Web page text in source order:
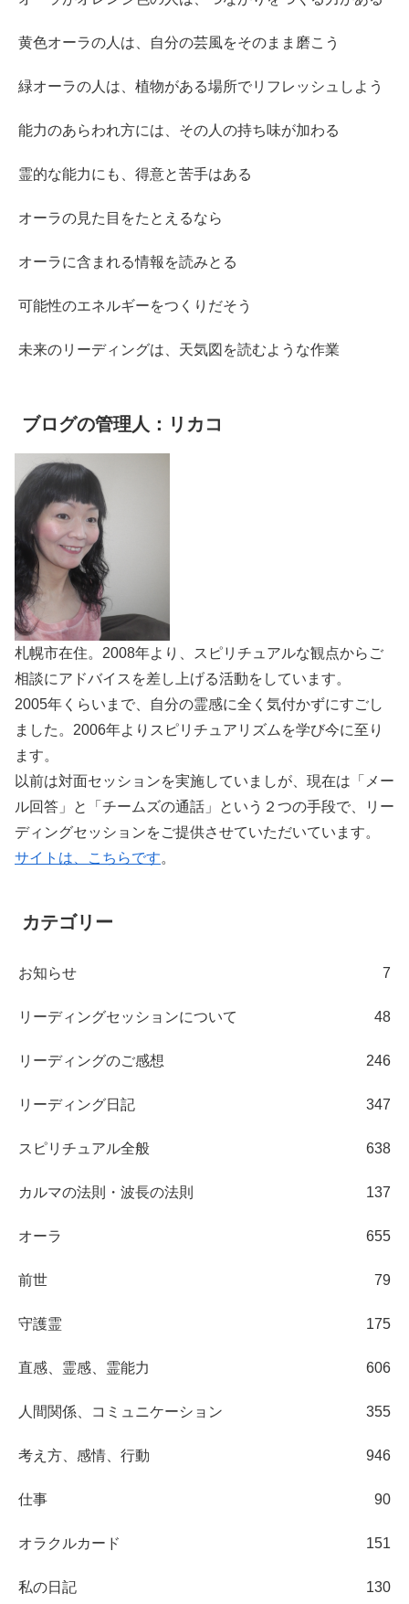
黄色オーラの人は、自分の芸風をそのまま磨こう
緑オーラの人は、植物がある場所でリフレッシュしよう
能力のあらわれ方には、その人の持ち味が加わる
霊的な能力にも、得意と苦手はある
オーラの見た目をたとえるなら
オーラに含まれる情報を読みとる
可能性のエネルギーをつくりだそう
未来のリーディングは、天気図を読むような作業
ブログの管理人：リカコ
札幌市在住。2008年より、スピリチュアルな観点からご
相談にアドバイスを差し上げる活動をしています。
2005年くらいまで、自分の霊感に全く気付かずにすごし
ました。2006年よりスピリチュアリズムを学び今に至り
ます。
以前は対面セッションを実施していましが、現在は「メー
ル回答」と「チームズの通話」という２つの手段で、リー
ディングセッションをご提供させていただいています。
サイトは、こちらです。
カテゴリー
お知らせ 7
リーディングセッションについて 48
リーディングのご感想 246
リーディング日記 347
スピリチュアル全般 638
カルマの法則・波長の法則 137
オーラ 655
前世 79
守護霊 175
直感、霊感、霊能力 606
人間関係、コミュニケーション 355
考え方、感情、行動 946
仕事 90
オラクルカード 151
私の日記 130